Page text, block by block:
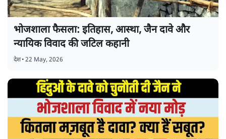
भोजशाला फैसला: इतिहास, आस्था, जैन दावे और
न्यायिक विवाद की जटिल कहानी
देश•22 May, 2026